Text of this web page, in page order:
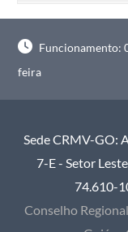
Funcionamento:
feira
Sede CRMV-GO:
7-E - Setor
74.610-
Conselho